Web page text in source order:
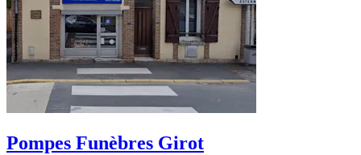
Pompes Funèbres Girot